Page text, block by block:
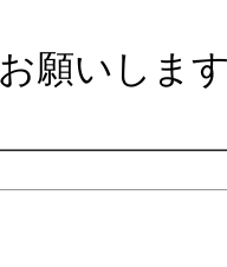
願いしま